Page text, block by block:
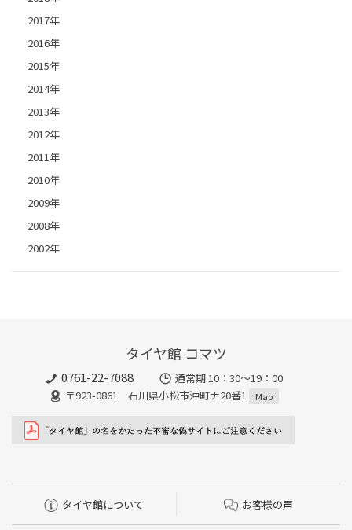
2017年
2016年
2015年
2014年
2013年
2012年
2011年
2010年
2009年
2008年
2002年
タイヤ館 コマツ
0761-22-7088
通常期 10：30～19：00
〒923-0861 石川県小松市沖町ナ20番1
Map
タイヤ館について お客様の声